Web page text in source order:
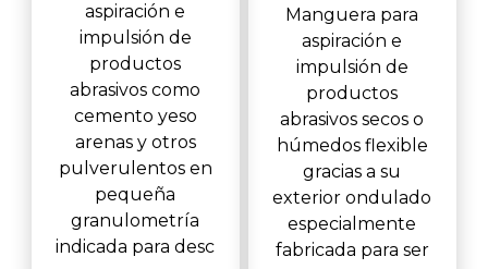
aspiración e
impulsión de
productos
abrasivos como
cemento yeso
arenas y otros
pulverulentos en
pequeña
granulometría
indicada para desc
Manguera para
aspiración e
impulsión de
productos
abrasivos secos o
húmedos flexible
gracias a su
exterior ondulado
especialmente
fabricada para ser